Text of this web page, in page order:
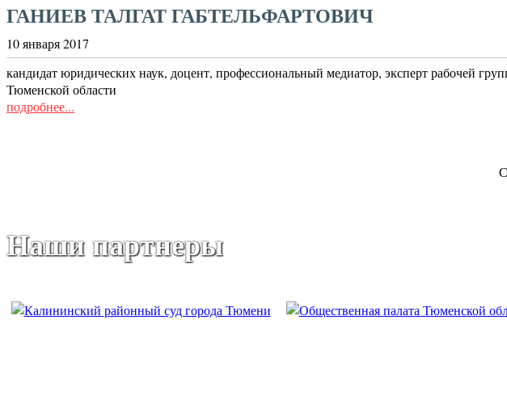
ГАНИЕВ ТАЛГАТ ГАБТЕЛЬФАРТОВИЧ
10 января 2017
кандидат юридических наук, доцент, профессиональный медиатор, эксперт рабочей
Тюменской области
подробнее...
Наши партнеры